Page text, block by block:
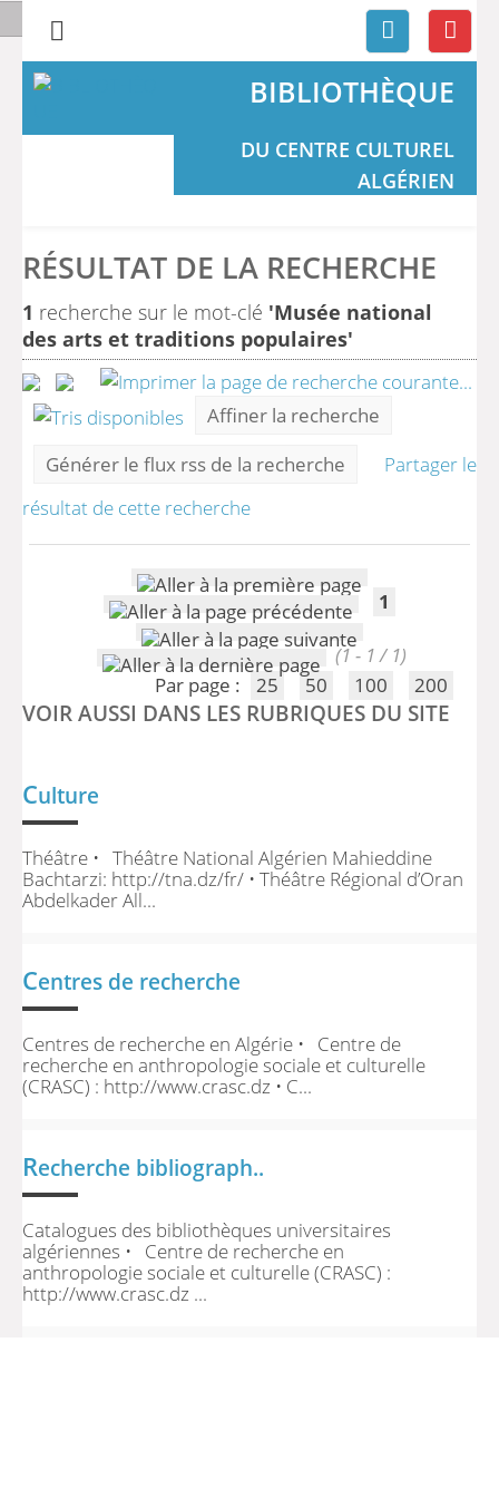
BIBLIOTHÈQUE
DU CENTRE CULTUREL
ALGÉRIEN
RÉSULTAT DE LA RECHERCHE
1 recherche sur le mot-clé 'Musée national
des arts et traditions populaires'
Affiner la recherche
Générer le flux rss de la recherche
Partager le
résultat de cette recherche
1
(1 - 1 / 1)
Par page :
25 50 100 200
VOIR AUSSI DANS LES RUBRIQUES DU SITE
Culture
Théâtre • Théâtre National Algérien Mahieddine
Bachtarzi: http://tna.dz/fr/ • Théâtre Régional d’Oran
Abdelkader All...
Centres de recherche
Centres de recherche en Algérie • Centre de
recherche en anthropologie sociale et culturelle
(CRASC) : http://www.crasc.dz • C...
Recherche bibliograph..
Catalogues des bibliothèques universitaires
algériennes • Centre de recherche en
anthropologie sociale et culturelle (CRASC) :
http://www.crasc.dz ...